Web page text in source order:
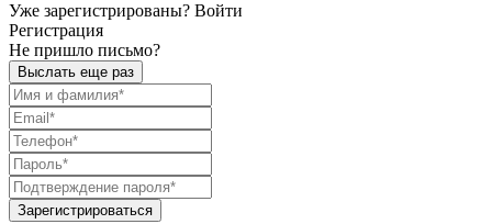
Уже зарегистрированы? Войти
Регистрация
Не пришло письмо?
Выслать еще раз
Зарегистрироваться